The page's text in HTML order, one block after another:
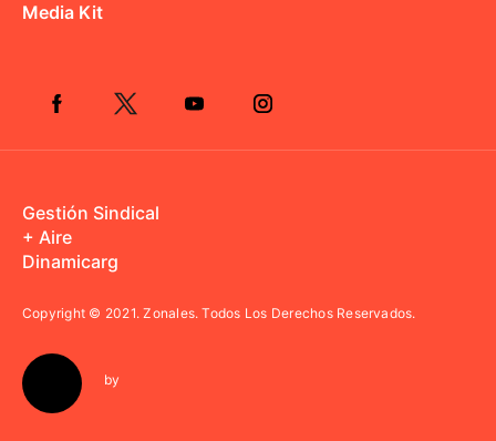
Media Kit
Gestión Sindical
+ Aire
Dinamicarg
Copyright © 2021.Zonales. Todos Los Derechos Reservados.
by